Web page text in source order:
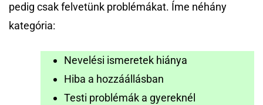
pedig csak felvetünk problémákat. Íme néhány
kategória:
Nevelési ismeretek hiánya
Hiba a hozzáállásban
Testi problémák a gyereknél